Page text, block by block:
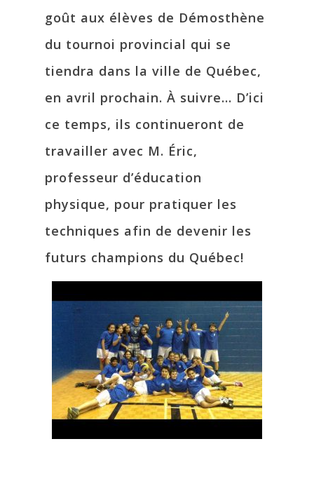
goût aux élèves de Démosthène
du tournoi provincial qui se
tiendra dans la ville de Québec,
en avril prochain. À suivre… D’ici
ce temps, ils continueront de
travailler avec M. Éric,
professeur d’éducation
physique, pour pratiquer les
techniques afin de devenir les
futurs champions du Québec!